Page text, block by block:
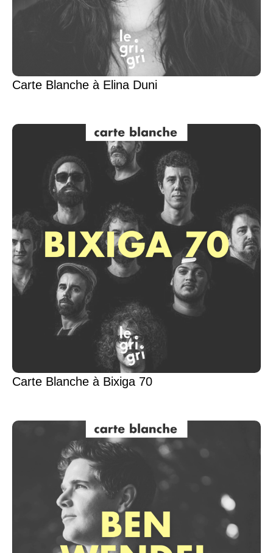
Carte Blanche à Elina Duni
Carte Blanche à Bixiga 70